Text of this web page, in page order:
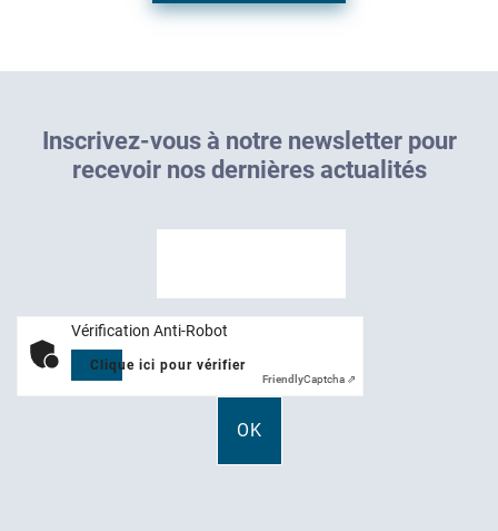
Inscrivez-vous à notre newsl etter pour
recevoir nos dernières actua ités
Vérification Anti-Robot
Clique ici pour vérifier
FriendlyCaptcha ⇗